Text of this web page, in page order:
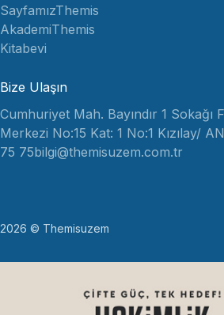
SayfamızThemis
AkademiThemis
Kitabevi
Bize Ulaşın
Cumhuriyet Mah. Bayındır 1 Sokağı
Merkezi No:15 Kat: 1 No:1 Kızılay/
75 75bilgi@themisuzem.com.tr
2026 © Themisuzem